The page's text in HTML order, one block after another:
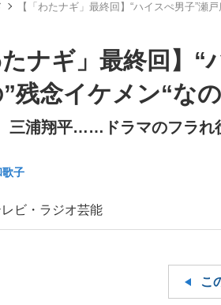
因分析は一切聞かれなかった」侍ジャパン
標達成できなかったからと言って…」サッ
グの誕生を、目撃せよ。
【「わたナギ」最終回】“ハイスぺ男子”瀬
たナギ」最終回】
残念イケメン“な
三浦翔平……ドラマのフラれ
歌子
ビ・ラジオ芸能
こ